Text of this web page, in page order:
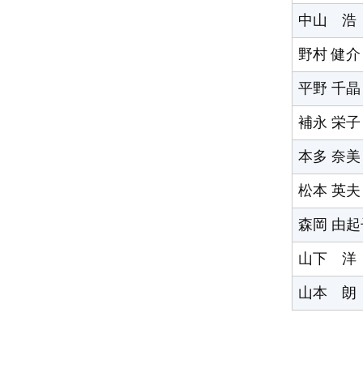
中山 浩
野村 健介
平野 千晶
補永 栄子
本多 奈美
松本 英夫
森岡 由
山下 洋
山本 朗